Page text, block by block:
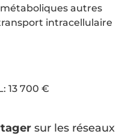
autres
intracellulaire
13 700 €
sur les réseaux